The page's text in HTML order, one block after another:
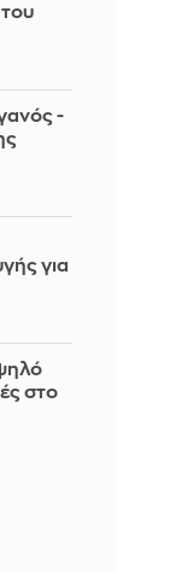
του
-
για
στο